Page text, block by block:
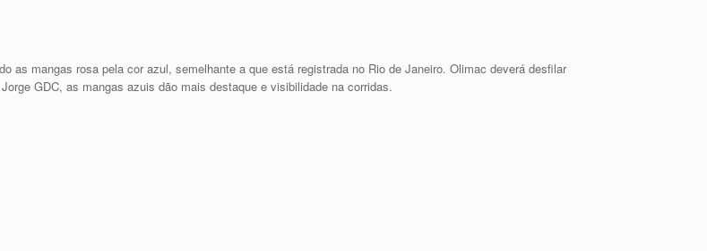
as mangas rosa pela cor azul, semelhante a que está registrada no Rio de Janeiro. Olimac deverá desfilar
GDC, as mangas azuis dão mais destaque e visibilidade na corridas.